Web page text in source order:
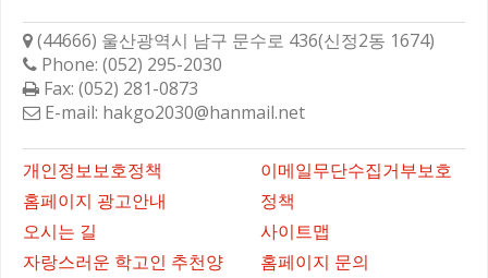
(44666) 울산광역시 남구 문수로 436(신정2동 1674)
Phone: (052) 295-2030
Fax: (052) 281-0873
E-mail: hakgo2030@hanmail.net
개인정보보호정책
홈페이지 광고안내
오시는 길
자랑스러운 학고인 추천양
이메일무단수집거부보호
정책
사이트맵
홈페이지 문의